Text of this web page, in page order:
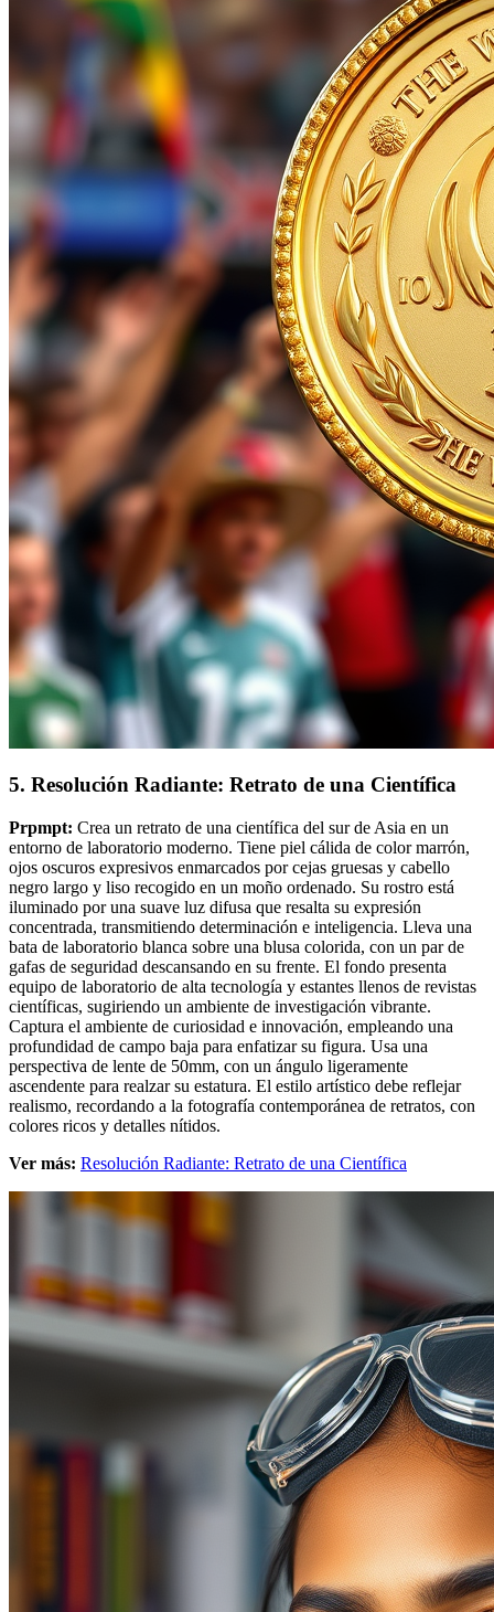
5. Resolución Radiante: Retrato de una Científica
Prpmpt: Crea un retrato de una científica del sur de Asia en un
entorno de laboratorio moderno. Tiene piel cálida de color marrón,
ojos oscuros expresivos enmarcados por cejas gruesas y cabello
negro largo y liso recogido en un moño ordenado. Su rostro está
iluminado por una suave luz difusa que resalta su expresión
concentrada, transmitiendo determinación e inteligencia. Lleva una
bata de laboratorio blanca sobre una blusa colorida, con un par de
gafas de seguridad descansando en su frente. El fondo presenta
equipo de laboratorio de alta tecnología y estantes llenos de revistas
científicas, sugiriendo un ambiente de investigación vibrante.
Captura el ambiente de curiosidad e innovación, empleando una
profundidad de campo baja para enfatizar su figura. Usa una
perspectiva de lente de 50mm, con un ángulo ligeramente
ascendente para realzar su estatura. El estilo artístico debe reflejar
realismo, recordando a la fotografía contemporánea de retratos, con
colores ricos y detalles nítidos.
Ver más: Resolución Radiante: Retrato de una Científica